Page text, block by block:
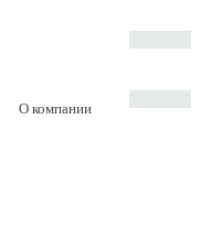
О компании